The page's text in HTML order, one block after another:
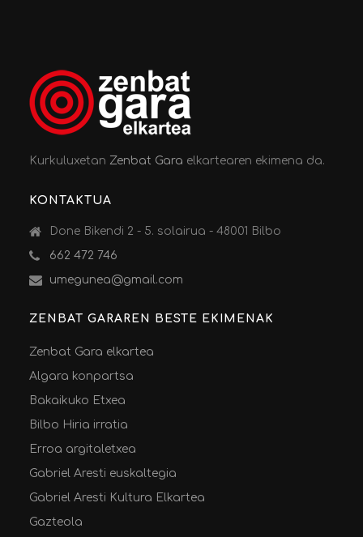
KurkuluxetanZenbat Gara elkartearen ekimena da.
KONTAKTUA
Done Bikendi 2 - 5. solairua - 48001 Bilbo
662 472 746
umegunea@gmail.com
ZENBAT GARAREN BESTE EKIMENAK
Zenbat Gara elkartea
Algara konpartsa
Bakaikuko Etxea
Bilbo Hiria irratia
Erroa argitaletxea
Gabriel Aresti euskaltegia
Gabriel Aresti Kultura Elkartea
Gazteola